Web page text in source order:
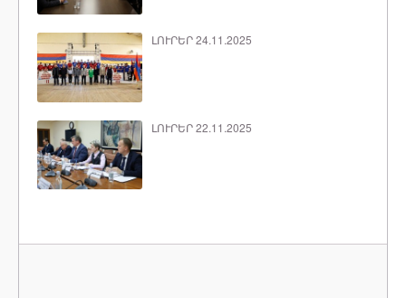
ԼՈՒՐԵՐ 24.11.2025
ԼՈՒՐԵՐ 22.11.2025